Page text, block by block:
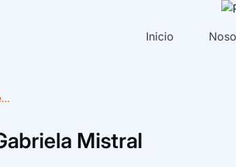
Inicio
Mistral